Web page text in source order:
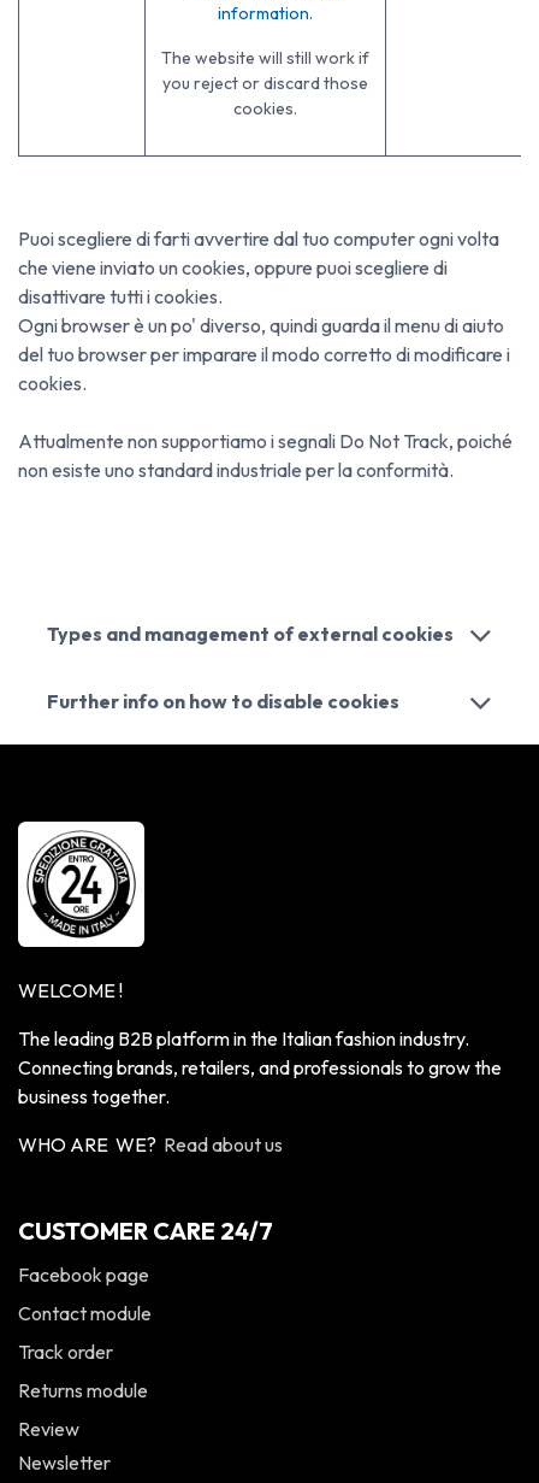
information.
The website will still work if
you reject or discard those
cookies.
Puoi scegliere di farti avvertire dal tuo computer ogni volta
che viene inviato un cookies, oppure puoi scegliere di
disattivare tutti i cookies.
Ogni browser è un po' diverso, quindi guarda il menu di aiuto
del tuo browser per imparare il modo corretto di modificare i
cookies.
Attualmente non supportiamo i segnali Do Not Track, poiché
non esiste uno standard industriale per la conformità.
Types and management of external cookies
Further info on how to disable cookies
WELCOME !
The leading B2B platform in the Italian fashion industry.
Connecting brands, retailers, and professionals to grow the
business together.
WHO ARE WE? Read about us
CUSTOMER CARE 24/7
Facebook page
Contact module
Track order
Returns module
Review
Newsletter